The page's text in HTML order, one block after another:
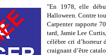
"En 1978, elle
Halloween. Contre
Carpenter rapporte
tard, Jamie Lee
célèbre cri d’horreur
craignant d’être